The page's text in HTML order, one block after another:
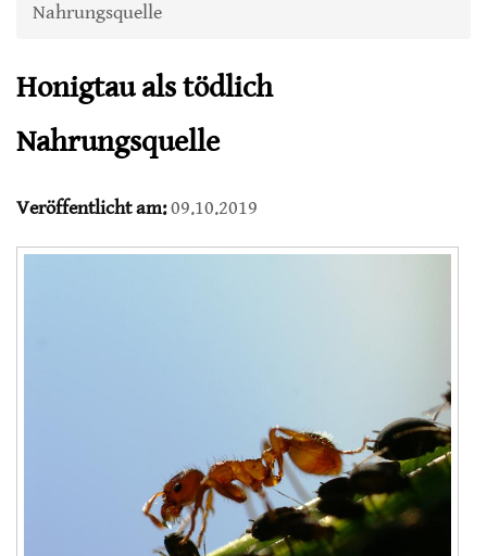
Nahrungsquelle
Honigtau als tödlich
Nahrungsquelle
Veröffentlicht am:09.10.2019